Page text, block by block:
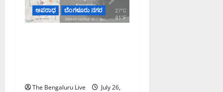
ಅಪರಾಧ ಬೆಂಗಳೂರು ನಗರ
The Bengaluru Live
July 26,